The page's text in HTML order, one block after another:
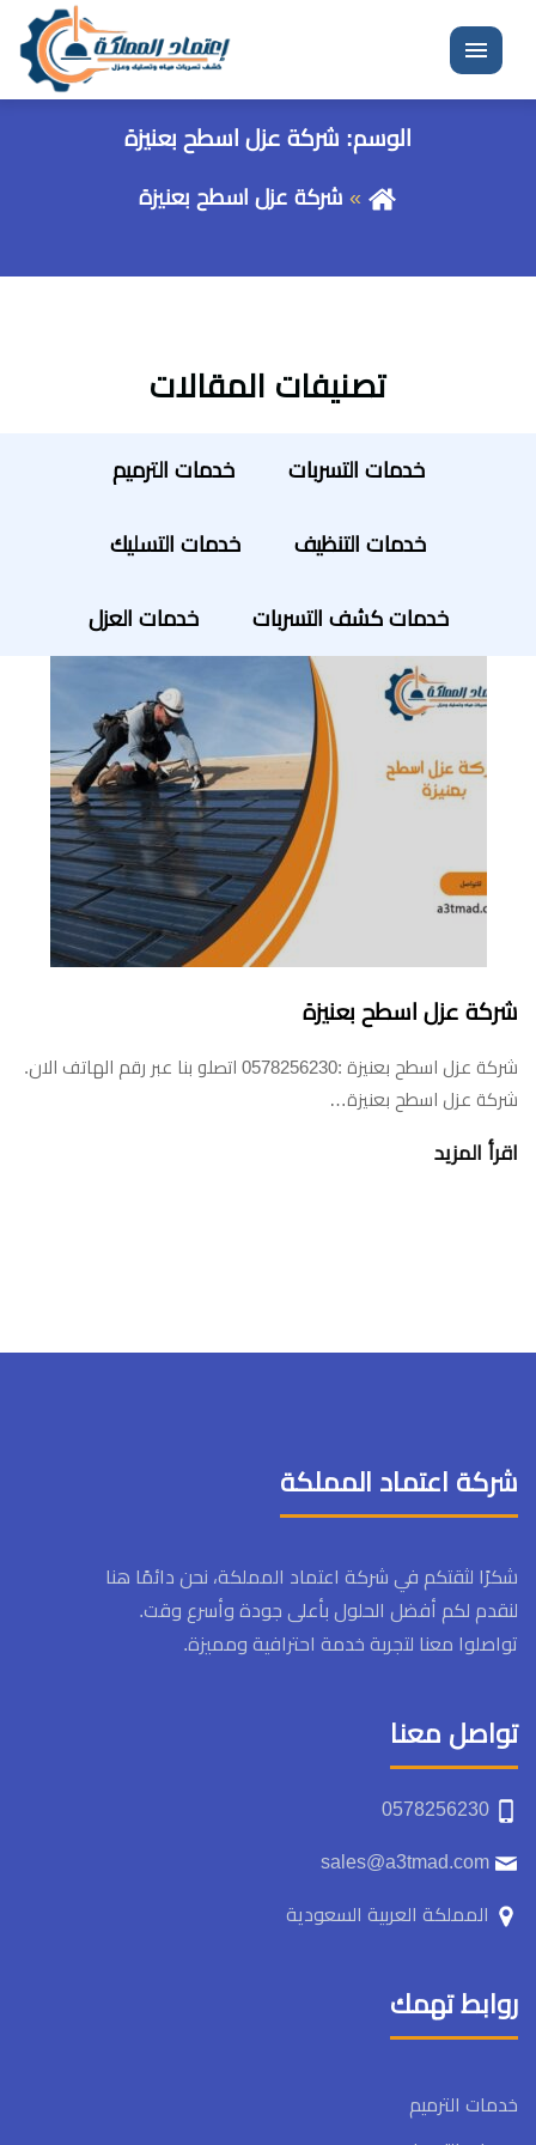
القائمة
الوسم: شركة عزل اسطح بعنيزة
شركة عزل اسطح بعنيزة
تصنيفات المقالات
خدمات التسربات خدمات الترميم
خدمات التنظيف خدمات التسليك
خدمات كشف التسربات خدمات العزل
شركة عزل اسطح بعنيزة
شركة عزل اسطح بعنيزة :0578256230 اتصلو بنا عبر رقم الهاتف الان.
شركة عزل اسطح بعنيزة…
اقرأ المزيد
شركة اعتماد المملكة
شكرًا لثقتكم في شركة اعتماد المملكة، نحن دائمًا هنا
لنقدم لكم أفضل الحلول بأعلى جودة وأسرع وقت.
تواصلوا معنا لتجربة خدمة احترافية ومميزة.
تواصل معنا
المملكة العربية السعودية
روابط تهمك
خدمات الترميم